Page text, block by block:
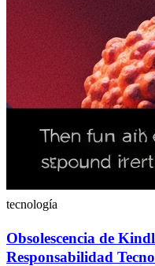
tecnología
Obsolescencia de
Responsabilidad